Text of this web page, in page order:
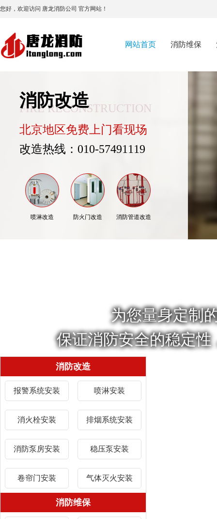
您好，欢迎访问 唐龙消防公司 官方网站！
网站首页 消防维保
消防改造
FIRE RECONSTRUCTION
北京地区免费上门看现场
改造热线：010-57491119
喷淋改造 防火门改造 消防管道改造
为您量身定制
保证消防安全的稳定
消防改造
报警系统安装 喷淋安装
消火栓安装 排烟系统安装
消防泵房安装 稳压泵安装
卷帘门安装 气体灭火安装
消防维保